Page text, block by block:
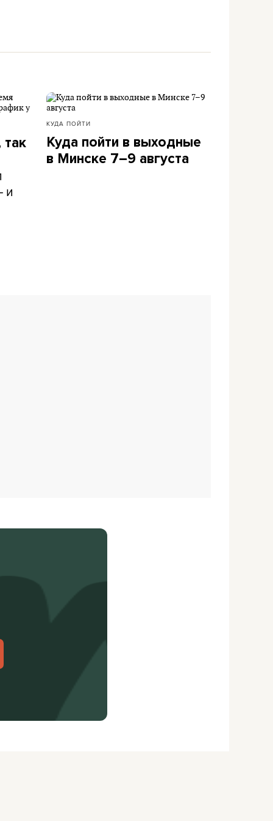
и
КУДА ПОЙТИ
Куда пойти в выходные
в Минске 7–9 августа